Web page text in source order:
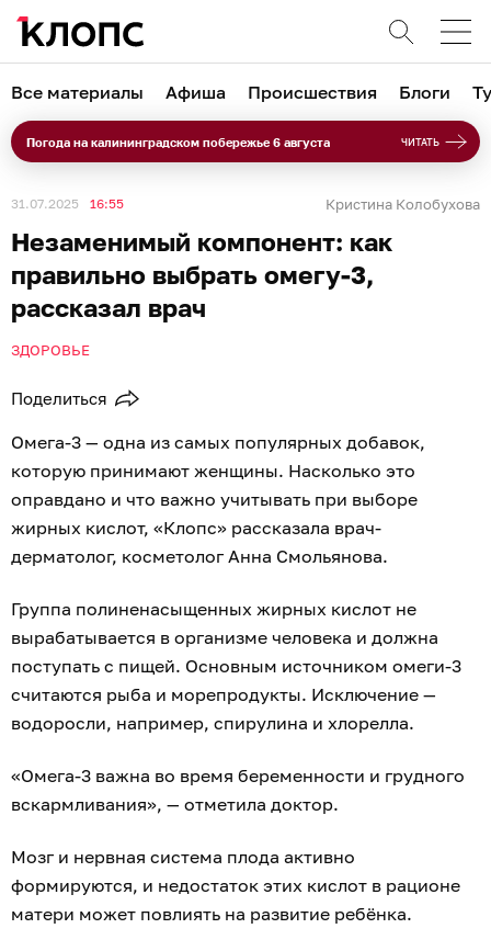
Все материалы Афиша Происшествия Блоги
Погода на калининградском побережье 6 августа ЧИТАТЬ
31.07.2025 16:55 Кристина Колобухова
Незаменимый компонент: как
правильно выбрать омегу-3,
рассказал врач
ЗДОРОВЬЕ
Поделиться
Омега-3 — одна из самых популярных добавок,
которую принимают женщины. Насколько это
оправдано и что важно учитывать при выборе
жирных кислот, «Клопс» рассказала врач-
дерматолог, косметолог Анна Смольянова.
Группа полиненасыщенных жирных кислот не
вырабатывается в организме человека и должна
поступать с пищей. Основным источником омеги-3
считаются рыба и морепродукты. Исключение —
водоросли, например, спирулина и хлорелла.
«Омега-3 важна во время беременности и грудного
вскармливания», — отметила доктор.
Мозг и нервная система плода активно
формируются, и недостаток этих кислот в рационе
матери может повлиять на развитие ребёнка.